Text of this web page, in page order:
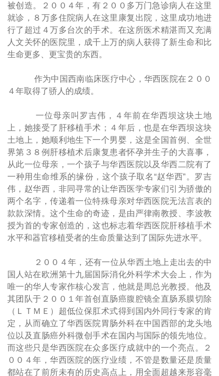
被创造。２００４年，有２００多万门急诊病人在这里
就诊，８万多住院病人在这里康复出院，这里成功地进
行了超过４万多台次的手术。在这所医术精湛而又充满
人文关怀的医院里，成千上万的病人获得了新生命和比
生命更多、更宝贵的东西。
作为中国西南临床医疗中心，华西医院在２００
４年取得了骄人的成绩。
一位母亲叫罗吉伟，４年前在华西坝这块土地
上，她接受了肝移植手术；４年后，也是在华西坝这块
土地上，她顺利地生下一个男婴，这是全国首例、全世
界第３８例肝移植术后康复患者怀孕并生子的大喜事，
从此一位母亲，一个孩子与华西医院以及华西二院有了
一种用生命维系的缘份，这个孩子取名“赵华西”。罗吉
伟，赵华西，非同寻常的让华西医学专家们引为骄傲的
两个名字，传递着一位特殊母亲对华西医院无法言表的
款款深情。这个生命的奇迹，是由严律南教授、李波教
授为首的专家创造的，这也标志着华西医院肝移植手术
水平和器官移植受者的生命质量达到了国际先进水平。
２００４年，还有一位从华西土地上走出去的中
国人站在欧洲第十九届国际消化外科学术大会上，作为
唯一的华人专家作核心发言，他就是周总光教授。他及
其团队于２００１年首创直肠癌腹腔镜全直肠系膜切除
（ＬＴＭＥ）超低位保肛术式得到国内外同行专家的肯
定，从而确立了华西医院胃肠外科在中国西部的龙头地
位以及直肠癌外科微创手术在国内与国际的领先地位。
而这些只是华西医院在众多医疗成就中的一个亮点。２
００４年，华西医院的医疗业绩，不管是数量还是质量
都站在了前所未有的历史高点上，用全面超越来形容毫